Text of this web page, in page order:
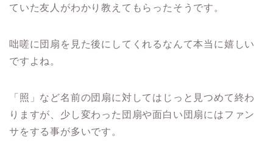
ていた友人がわかり教えてもらったそうです。
咄嗟に団扇を見た後にしてくれるなんて本当に嬉しい
ですよね。
「照」など名前の団扇に対してはじっと見つめて終わ
りますが、少し変わった団扇や面白い団扇にはファン
サをする事が多いです。